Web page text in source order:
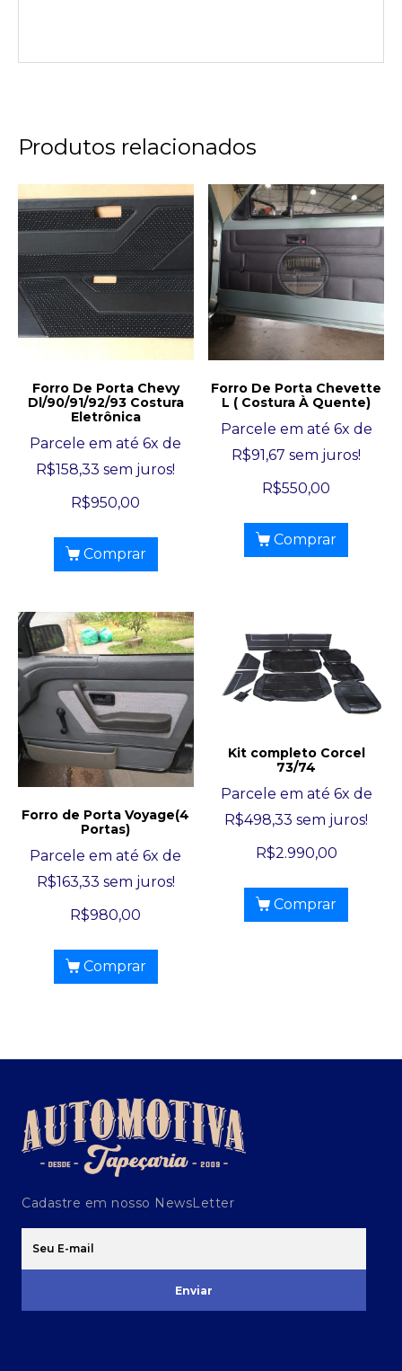
Produtos relacionados
Forro De Porta Chevy
Dl/90/91/92/93 Costura
Eletrônica
Parcele em até 6x de
R$158,33 sem juros!
R$950,00
Comprar
Forro De Porta Chevette
L ( Costura À Quente)
Parcele em até 6x de
R$91,67 sem juros!
R$550,00
Comprar
Forro de Porta Voyage(4
Portas)
Parcele em até 6x de
R$163,33 sem juros!
R$980,00
Comprar
Kit completo Corcel
73/74
Parcele em até 6x de
R$498,33 sem juros!
R$2.990,00
Comprar
Cadastre em nosso NewsLetter
Enviar